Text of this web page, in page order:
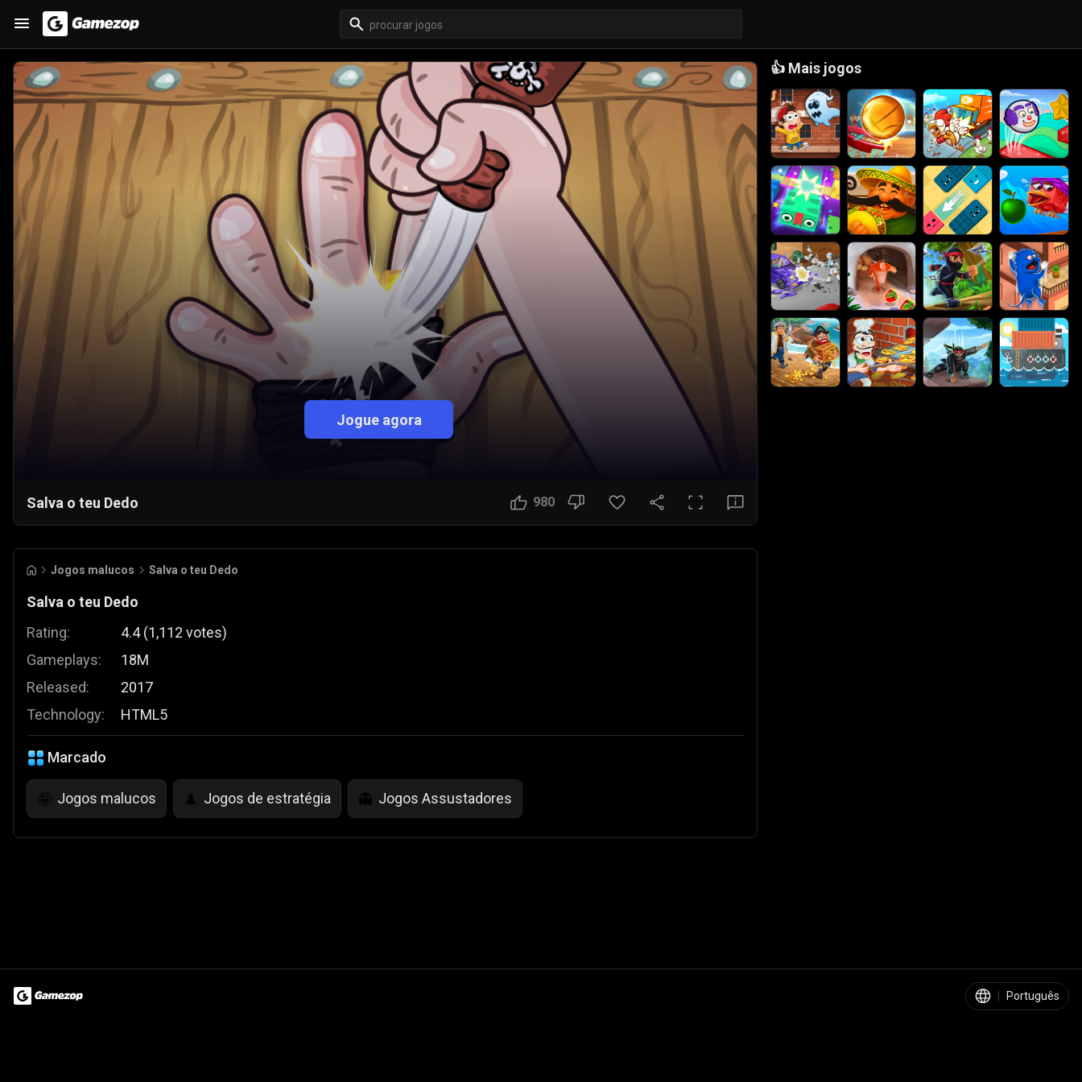
Jogue agora
Salva o teu Dedo 980
Jogos malucos Salva o teu Dedo
Salva o teu Dedo
Rating:
Gameplays:
Released:
Technology:
4.4 (1,112 votes)
18M
2017
HTML5
Marcado
🤪 Jogos malucos ♟️ Jogos de estratégia 👻 Jogos Assustadores
👍 Mais jogos
| Português